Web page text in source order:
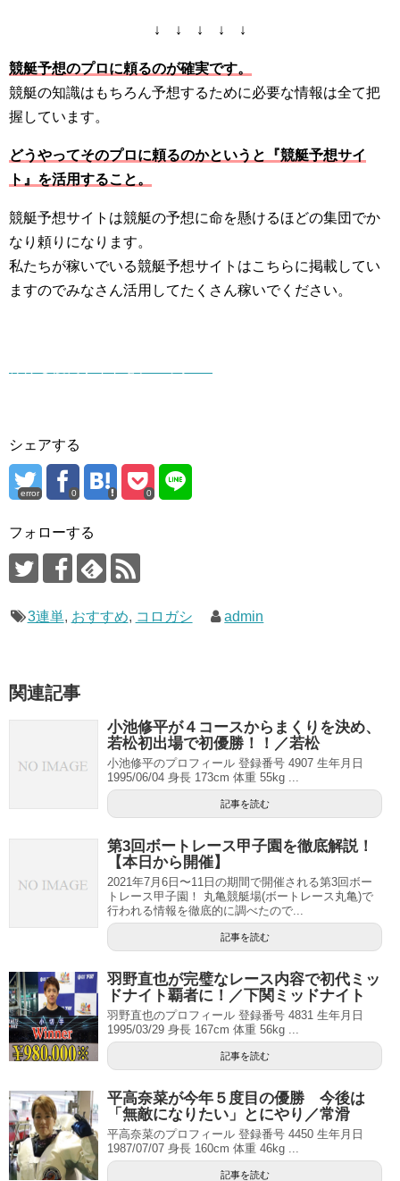
↓ ↓ ↓ ↓ ↓
競艇予想のプロに頼るのが確実です。
競艇の知識はもちろん予想するために必要な情報は全て把
握しています。
どうやってそのプロに頼るのかというと『競艇予想サイ
ト』を活用すること。
競艇予想サイトは競艇の予想に命を懸けるほどの集団でか
なり頼りになります。
私たちが稼いでいる競艇予想サイトはこちらに掲載してい
ますのでみなさん活用してたくさん稼いでください。
シェアする
error 0 0
フォローする
3連単, おすすめ, コロガシ admin
関連記事
小池修平が４コースからまくりを決め、
若松初出場で初優勝！！／若松
小池修平のプロフィール 登録番号 4907 生年月日
1995/06/04 身長 173cm 体重 55kg ...
記事を読む
第3回ボートレース甲子園を徹底解説！
【本日から開催】
2021年7月6日〜11日の期間で開催される第3回ボー
トレース甲子園！ 丸亀競艇場(ボートレース丸亀)で
行われる情報を徹底的に調べたので...
記事を読む
羽野直也が完璧なレース内容で初代ミッ
ドナイト覇者に！／下関ミッドナイト
羽野直也のプロフィール 登録番号 4831 生年月日
1995/03/29 身長 167cm 体重 56kg ...
記事を読む
平高奈菜が今年５度目の優勝 今後は
「無敵になりたい」とにやり／常滑
平高奈菜のプロフィール 登録番号 4450 生年月日
1987/07/07 身長 160cm 体重 46kg ...
記事を読む